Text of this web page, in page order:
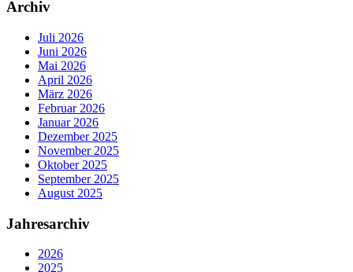
Archiv
Juli 2026
Juni 2026
Mai 2026
April 2026
März 2026
Februar 2026
Januar 2026
Dezember 2025
November 2025
Oktober 2025
September 2025
August 2025
Jahresarchiv
2026
2025